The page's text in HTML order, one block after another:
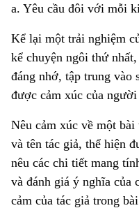
a. Yêu cầu đôi với mỗi
Kể lại một trải nghiệm
kể chuyện ngôi thứ
đáng nhớ, tập trung vào
được cảm xúc của
Nêu cảm xúc về một
và tên tác giả, thể hiện
nêu các chi tiết mang
và đánh giá ý nghĩa của
cảm của tác giả trong